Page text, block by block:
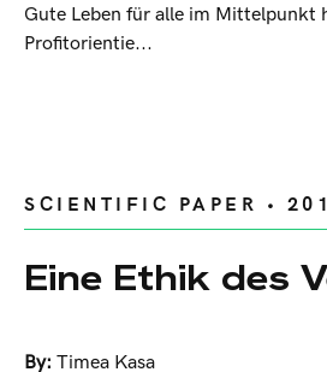
Gute Leben für alle im Mittelpunkt
Profitorientie...
SCIENTIFIC PAPER •
Eine Ethik des
By: Timea Kasa